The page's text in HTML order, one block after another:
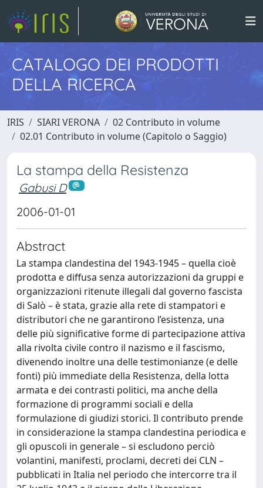
CATALOGO DEI PRODOTTI
DELLA RICERCA
IRIS SIARI VERONA
02 Contributo in volume
02.01 Contributo in volume (Capitolo o Saggio)
La stampa della Resistenza
Gabusi D
2006-01-01
Abstract
La stampa clandestina del 1943-1945 – quella cioè
prodotta e diffusa senza autorizzazioni da gruppi e
organizzazioni ritenute illegali dal governo fascista
di Salò – è stata, grazie alla rete di stampatori e
distributori che ne garantirono l’esistenza, una
delle più significative forme di partecipazione attiva
alla rivolta civile contro il nazismo e il fascismo,
divenendo inoltre una delle testimonianze (e delle
fonti) più immediate della Resistenza, della lotta
armata e dei contrasti politici, ma anche della
formazione di programmi sociali e della
formulazione di giudizi storici. Il contributo prende
in considerazione la stampa clandestina periodica e
gli opuscoli in generale – si escludono perciò
volantini, manifesti, proclami, decreti dei CLN –
pubblicati in Italia nel periodo che intercorre tra il